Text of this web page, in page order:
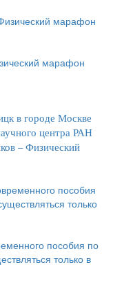
марафон
в городе Москве
центра РАН
– Физический
пособия по
только в